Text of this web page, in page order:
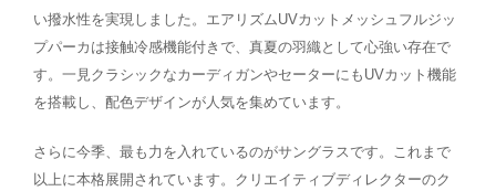
い撥水性を実現しました。エアリズムUVカットメッシュフルジッ
プパーカは接触冷感機能付きで、真夏の羽織として心強い存在で
す。一見クラシックなカーディガンやセーターにもUVカット機能
を搭載し、配色デザインが人気を集めています。
さらに今季、最も力を入れているのがサングラスです。これまで
以上に本格展開されています。クリエイティブディレクターのク